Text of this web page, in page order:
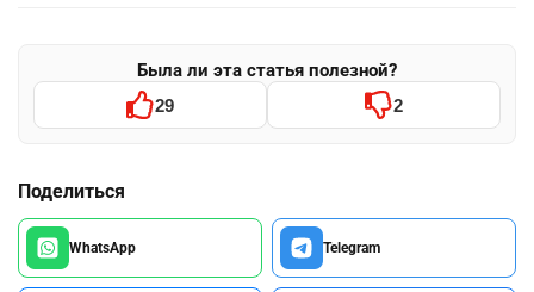
Была ли эта статья полезной?
29 2
Поделиться
WhatsApp Telegram